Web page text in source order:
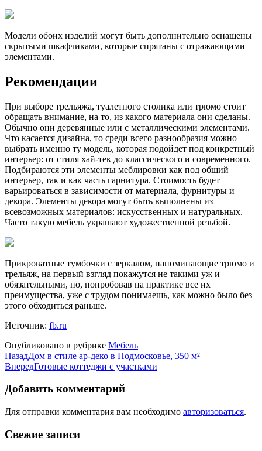
Модели обоих изделий могут быть дополнительно оснащены
скрытыми шкафчиками, которые спрятаны с отражающими
элементами.
Рекомендации
При выборе трельяжа, туалетного столика или трюмо стоит
обращать внимание, на то, из какого материала они сделаны.
Обычно они деревянные или с металлическими элементами.
Что касается дизайна, то среди всего разнообразия можно
выбрать именно ту модель, которая подойдет под конкретный
интерьер: от стиля хай-тек до классического и современного.
Подбираются эти элементы меблировки как под общий
интерьер, так и как часть гарнитура. Стоимость будет
варьироваться в зависимости от материала, фурнитуры и
декора. Элементы декора могут быть выполнены из
всевозможных материалов: искусственных и натуральных.
Часто такую мебель украшают художественной резьбой.
Прикроватные тумбочки с зеркалом, напоминающие трюмо и
трельяж, на первый взгляд покажутся не такими уж и
обязательными, но, попробовав на практике все их
преимущества, уже с трудом понимаешь, как можно было без
этого обходиться раньше.
Источник: fb.ru
Опубликовано в рубрике Мебель
НазадДом в стиле ар-деко в Подмосковье, 350 м²
ВпередГотовые коттеджи с участками
Добавить комментарий
Для отправки комментария вам необходимо авторизоваться.
Свежие записи